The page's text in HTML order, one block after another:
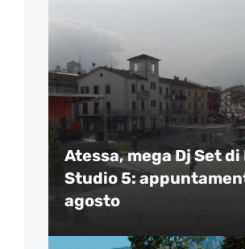
Atessa, mega Dj Set di
Studio 5:
agosto